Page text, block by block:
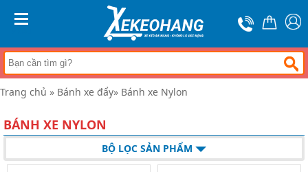
Trang
chủ
Xe
đẩy
hàng
Xe
tay
đẩy
Trang chủ » Bánh xe đẩy» Bánh xe Nylon
BÁNH XE NYLON
BỘ LỌC SẢN PHẨM